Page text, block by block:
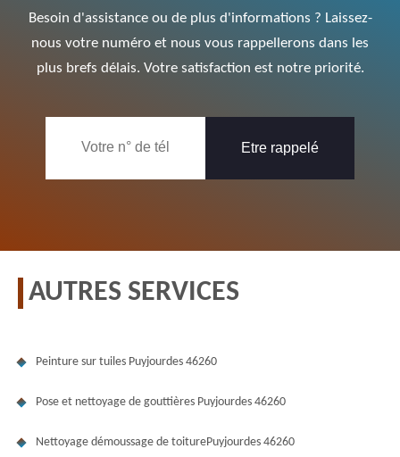
Besoin d'assistance ou de plus d'informations ? Laissez-
nous votre numéro et nous vous rappellerons dans les
plus brefs délais. Votre satisfaction est notre priorité.
AUTRES SERVICES
Peinture sur tuiles Puyjourdes 46260
Pose et nettoyage de gouttières Puyjourdes 46260
Nettoyage démoussage de toiturePuyjourdes 46260